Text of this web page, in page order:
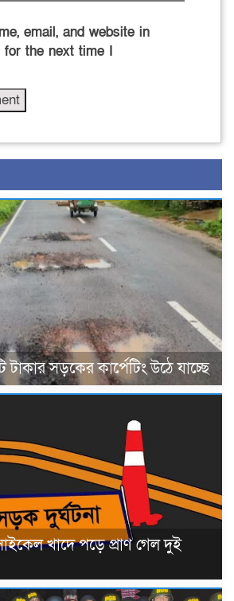
email, and website in
the next time I
টাকার সড়কের কার্পেটিং উঠে যাচ্ছে
খাদে পড়ে প্রাণ গেল দুই